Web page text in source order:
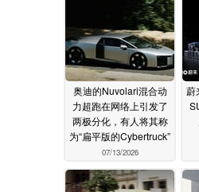
奥迪的Nuvolari混合动
力超跑在网络上引发了
两极分化，有人将其称
为“扁平版的Cybertruck”
07/13/2026
蔚